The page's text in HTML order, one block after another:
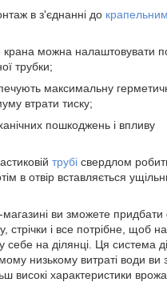
в з'єднанні до крапельним
можна налаштовувати
трубки;
максимальну
втрати тиску;
пошкоджень і впливу
трубі свердлом
в отвір вставляється
ви зможете придбати
стрічки і все потрібне, щоб
себе на ділянці. Ця система
низькому витраті води ви
високі характеристики